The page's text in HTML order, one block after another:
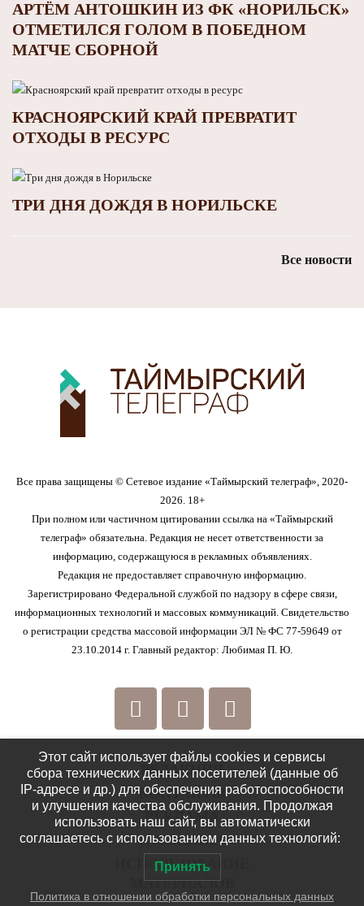
АРТЁМ АНТОШКИН ИЗ ФК «НОРИЛЬСК»
ОТМЕТИЛСЯ ГОЛОМ В ПОБЕДНОМ
МАТЧЕ СБОРНОЙ
КРАСНОЯРСКИЙ КРАЙ ПРЕВРАТИТ
ОТХОДЫ В РЕСУРС
ТРИ ДНЯ ДОЖДЯ В НОРИЛЬСКЕ
Все новости
Все права защищены © Сетевое издание «Таймырский телеграф», 2020-
2026. 18+
При полном или частичном цитировании ссылка на «Таймырский
телеграф» обязательна. Редакция не несет ответственности за
информацию, содержащуюся в рекламных объявлениях.
Редакция не предоставляет справочную информацию.
Зарегистрировано Федеральной службой по надзору в сфере связи,
информационных технологий и массовых коммуникаций. Свидетельство
о регистрации средства массовой информации ЭЛ № ФС 77-59649 от
23.10.2014 г. Главный редактор: Любимая П. Ю.
РЕДАКЦИЯ
КОНТАКТЫ
РЕКЛАМА
ПОЛИТИКА
ИСПОЛЬЗОВАНИЕ
МАТЕРИАЛОВ
Этот сайт использует файлы cookies и сервисы
сбора технических данных посетителей (данные об
IP-адресе и др.) для обеспечения работоспособности
и улучшения качества обслуживания. Продолжая
использовать наш сайт, вы автоматически
соглашаетесь с использованием данных технологий:
Принять
Политика в отношении обработки персональных данных